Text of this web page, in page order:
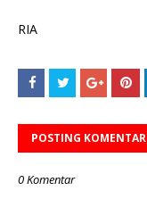
RIA
POSTING KOMENTAR
0 Komentar